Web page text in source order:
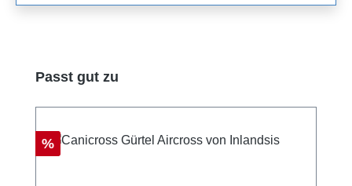
Produktgalerie überspringen
Passt gut zu
Rabatt
%